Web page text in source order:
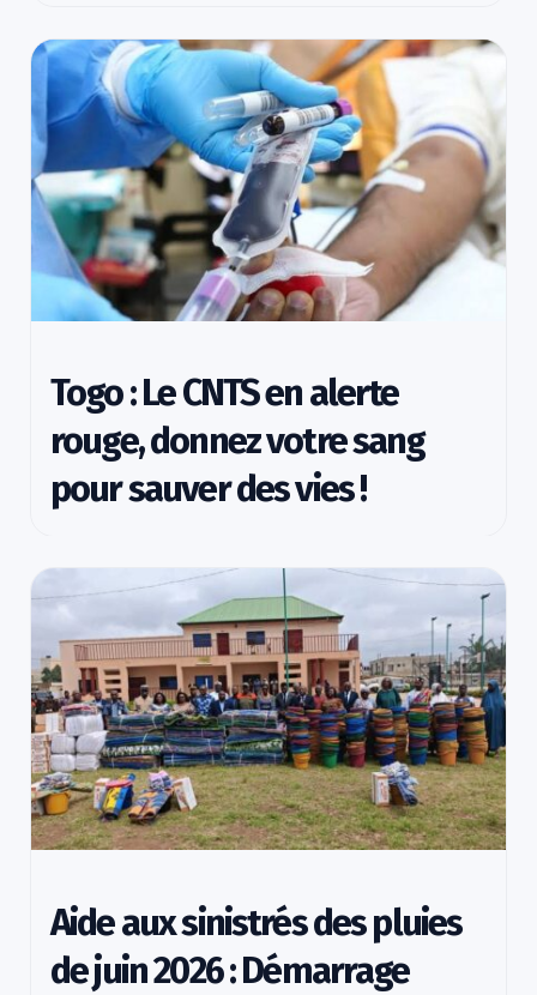
Togo : Le CNTS en alerte
rouge, donnez votre sang
pour sauver des vies !
Aide aux sinistrés des pluies
de juin 2026 : Démarrage